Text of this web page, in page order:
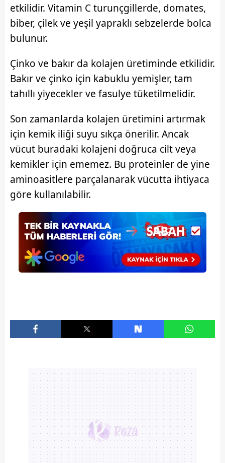
etkilidir. Vitamin C turunçgillerde, domates,
biber, çilek ve yeşil yapraklı sebzelerde bolca
bulunur.
Çinko ve bakır da kolajen üretiminde etkilidir.
Bakır ve çinko için kabuklu yemişler, tam
tahıllı yiyecekler ve fasulye tüketilmelidir.
Son zamanlarda kolajen üretimini artırmak
için kemik iliği suyu sıkça önerilir. Ancak
vücut buradaki kolajeni doğruca cilt veya
kemikler için ememez. Bu proteinler de yine
aminoasitlere parçalanarak vücutta ihtiyaca
göre kullanılabilir.